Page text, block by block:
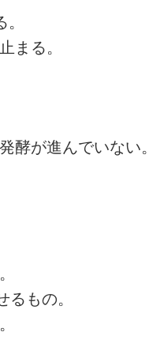
まる。
酵が進んでいない。
もの。